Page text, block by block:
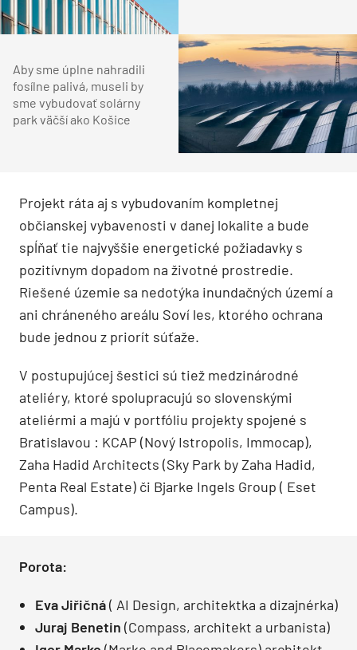
Aby sme úplne nahradili
fosílne palivá, museli by
sme vybudovať solárny
park väčší ako Košice
Projekt ráta aj s vybudovaním kompletnej
občianskej vybavenosti v danej lokalite a bude
spĺňať tie najvyššie energetické požiadavky s
pozitívnym dopadom na životné prostredie.
Riešené územie sa nedotýka inundačných území a
ani chráneného areálu Soví les, ktorého ochrana
bude jednou z priorít súťaže.
V postupujúcej šestici sú tiež medzinárodné
ateliéry, ktoré spolupracujú so slovenskými
ateliérmi a majú v portfóliu projekty spojené s
Bratislavou : KCAP (Nový Istropolis, Immocap),
Zaha Hadid Architects (Sky Park by Zaha Hadid,
Penta Real Estate) či Bjarke Ingels Group ( Eset
Campus).
Porota:
Eva Jiřičná( AI Design, architektka a dizajnérka)
Juraj Benetin (Compass, architekt a urbanista)